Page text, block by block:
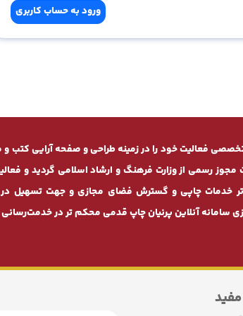
ورود به حساب کاربری
«پرنیان طرح» از سال 1381 بصورت تخصصی فعالیت خود را در زمینه طراحی و صفحه
سال 1396 موفق به دریافت مجوز رسمی از وزارت فرهنگ و ارشاد اسلامی گردید و
‌تر خدمات چاپی و گسترش فضای مجازی و جهت تسهیل
سامانه آنلاین پرنیان ‌چاپ قدمی محکم ‌تر در